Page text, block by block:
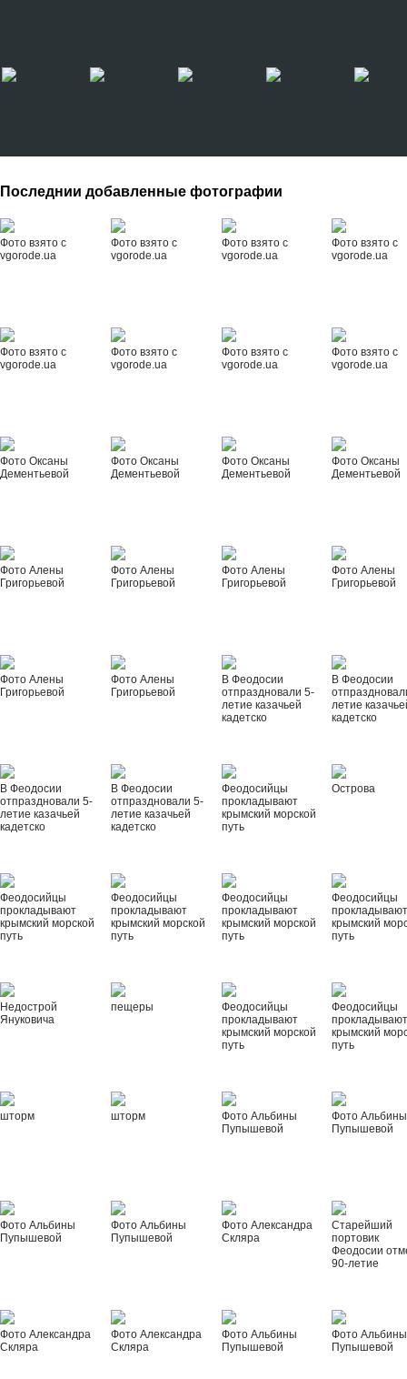
Последнии добавленные фотографии
Фото взято с
vgorode.ua
Фото взято с
vgorode.ua
Фото взято с
vgorode.ua
Фото взято с
vgorode.ua
Фото взято с
vgorode.ua
Фото взято с
vgorode.ua
Фото взято с
vgorode.ua
Фото взято с
vgorode.ua
Фото Оксаны
Дементьевой
Фото Оксаны
Дементьевой
Фото Оксаны
Дементьевой
Фото Оксаны
Дементьевой
Фото Алены
Григорьевой
Фото Алены
Григорьевой
Фото Алены
Григорьевой
Фото Алены
Григорьевой
Фото Алены
Григорьевой
Фото Алены
Григорьевой
В Феодосии
отпраздновали 5-
летие казачьей
кадетско
В Феодосии
летие
кадетско
В Феодосии
отпраздновали 5-
летие казачьей
кадетско
В Феодосии
отпраздновали 5-
летие казачьей
кадетско
Феодосийцы
прокладывают
крымский морской
путь
Острова
Феодосийцы
прокладывают
крымский морской
путь
Феодосийцы
прокладывают
крымский морской
путь
Феодосийцы
прокладывают
крымский морской
путь
Феодосийцы
крымский
путь
Недострой
Януковича
пещеры
Феодосийцы
прокладывают
крымский морской
путь
Феодосийцы
крымский
путь
шторм шторм
Фото Альбины
Пупышевой
Фото Альбины
Пупышевой
Фото Альбины
Пупышевой
Фото Альбины
Пупышевой
Фото Александра
Скляра
Старейший
портовик
Феодосии
90-летие
Фото Александра
Скляра
Фото Александра
Скляра
Фото Альбины
Пупышевой
Фото Альбины
Пупышевой